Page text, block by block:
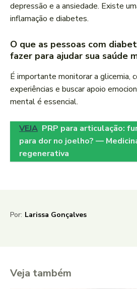
depressão e a ansiedade. Existe
inflamação e diabetes.
O que as pessoas com
fazer para ajudar sua saúde
É importante monitorar a glicemia,
experiências e buscar apoio
mental é essencial.
VEJA PRP para articulação:
para dor no joelho? —
regenerativa
Por: Larissa Gonçalves
Veja também